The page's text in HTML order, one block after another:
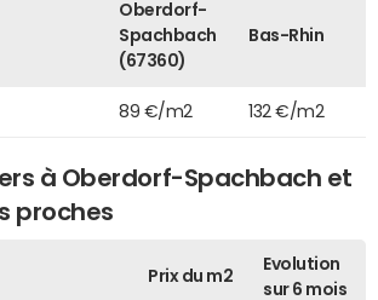
Oberdorf-
Spachbach
(67360)
Bas-Rhin
89 €/m2 132 €/m2
à Oberdorf-Spachbach et
proches
Prix du m2
Evolution
sur 6 mois